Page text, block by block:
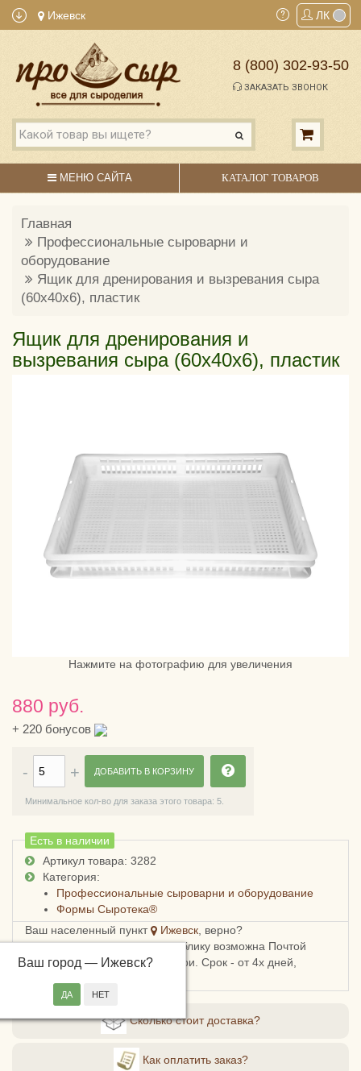
Ижевск ЛК
8 (800) 302-93-50
ЗАКАЗАТЬ ЗВОНОК
МЕНЮ САЙТА КАТАЛОГ ТОВАРОВ
Главная
Профессиональные сыроварни и
оборудование
Ящик для дренирования и вызревания сыра
(60х40х6), пластик
Ящик для дренирования и
вызревания сыра (60х40х6), пластик
Нажмите на фотографию для увеличения
880 руб.
+ 220 бонусов
Есть в наличии
Артикул товара: 3282
Категория:
Профессиональные сыроварни и оборудование
Формы Сыротека®
Ваш населенный пункт
Ижевск , верно?
Ваш город — Ижевск?
Доставка в Удмуртскую республику возможна Почтой
России, СДЭКом или Боксберри. Срок - от 4х дней,
ДОБАВИТЬ В КОРЗИНУ
Минимальное кол-во для заказа этого товара: 5.
Сколько стоит доставка?
Как оплатить заказ?